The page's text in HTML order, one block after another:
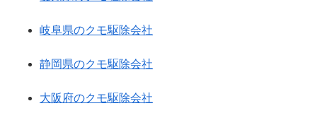
岐阜県のクモ駆除会社
静岡県のクモ駆除会社
大阪府のクモ駆除会社